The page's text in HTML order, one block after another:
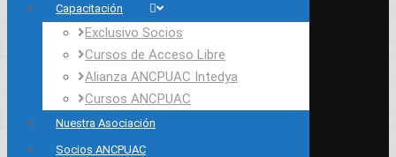
Capacitación
Exclusivo Socios
Cursos de Acceso Libre
Alianza ANCPUAC Intedya
Cursos ANCPUAC
Nuestra Asociación
Socios ANCPUAC